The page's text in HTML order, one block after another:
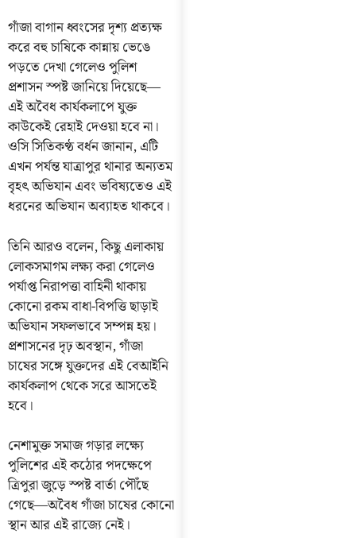
গাঁজা বাগান ধ্বংসের দৃশ্য প্রত্যক্ষ
করে বহু চাষিকে কান্নায় ভেঙে
পড়তে দেখা গেলেও পুলিশ
প্রশাসন স্পষ্ট জানিয়ে দিয়েছে—
এই অবৈধ কার্যকলাপে যুক্ত
কাউকেই রেহাই দেওয়া হবে না।
ওসি সিতিকণ্ঠ বর্ধন জানান, এটি
এখন পর্যন্ত যাত্রাপুর থানার অন্যতম
বৃহৎ অভিযান এবং ভবিষ্যতেও এই
ধরনের অভিযান অব্যাহত থাকবে।
তিনি আরও বলেন, কিছু এলাকায়
লোকসমাগম লক্ষ্য করা গেলেও
পর্যাপ্ত নিরাপত্তা বাহিনী থাকায়
কোনো রকম বাধা-বিপত্তি ছাড়াই
অভিযান সফলভাবে সম্পন্ন হয়।
প্রশাসনের দৃঢ় অবস্থান, গাঁজা
চাষের সঙ্গে যুক্তদের এই বেআইনি
কার্যকলাপ থেকে সরে আসতেই
হবে।
নেশামুক্ত সমাজ গড়ার লক্ষ্যে
পুলিশের এই কঠোর পদক্ষেপে
ত্রিপুরা জুড়ে স্পষ্ট বার্তা পৌঁছে
গেছে—অবৈধ গাঁজা চাষের কোনো
স্থান আর এই রাজ্যে নেই।